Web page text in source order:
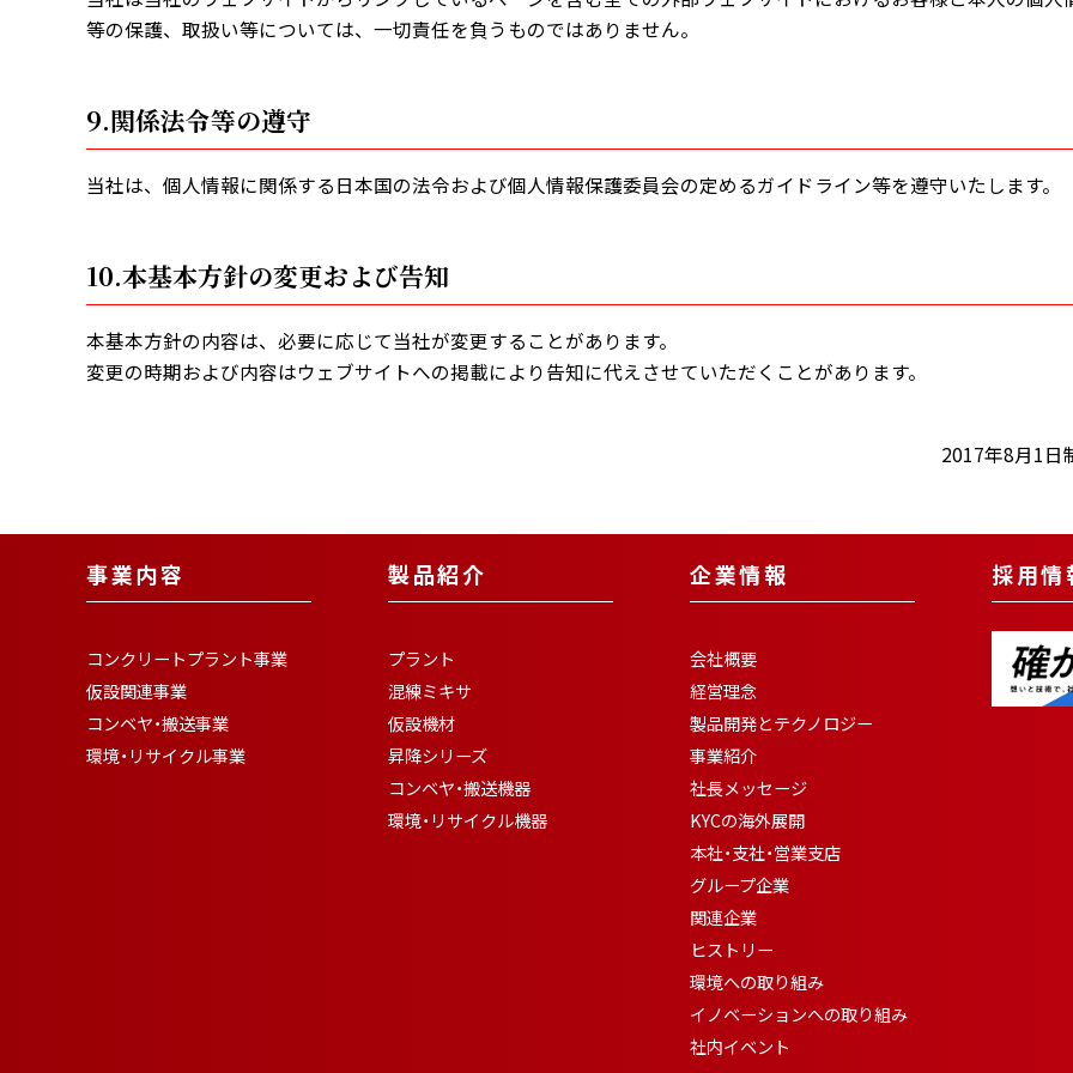
等の保護、取扱い等については、一切責任を負うものではありません。
9.関係法令等の遵守
当社は、個人情報に関係する日本国の法令および個人情報保護委員会の定めるガイドライン等を遵守いたします。
10.本基本方針の変更および告知
本基本方針の内容は、必要に応じて当社が変更することがあります。
変更の時期および内容はウェブサイトへの掲載により告知に代えさせていただくことがあります。
2017年8月1日
事業内容
コンクリートプラント事業
仮設関連事業
コンベヤ・搬送事業
環境・リサイクル事業
製品紹介
プラント
混練ミキサ
仮設機材
昇降シリーズ
コンベヤ・搬送機器
環境・リサイクル機器
企業情報
会社概要
経営理念
製品開発とテクノロジー
事業紹介
社長メッセージ
KYCの海外展開
本社・支社・営業支店
グループ企業
関連企業
ヒストリー
環境への取り組み
イノベーションへの取り組み
社内イベント
採用